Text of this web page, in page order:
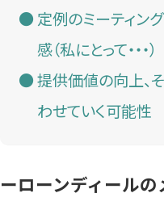
定例のミーティン
感（私にとって・・・）
提供価値の向上、
わせていく可能性
ーローンディール